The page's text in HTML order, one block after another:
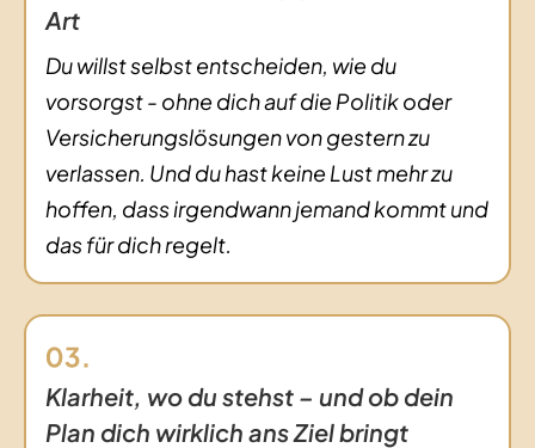
Art
Du willst selbst entscheiden, wie du
vorsorgst - ohne dich auf die Politik oder
Versicherungslösungen von gestern zu
verlassen. Und du hast keine Lust mehr zu
hoffen, dass irgendwann jemand kommt und
das für dich regelt.
Klarheit, wo du stehst – und ob dein
Plan dich wirklich ans Ziel bringt